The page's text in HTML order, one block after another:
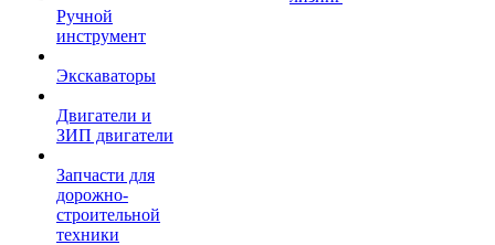
Ручной
инструмент
Экскаваторы
Двигатели и
ЗИП двигатели
Запчасти для
дорожно-
строительной
техники